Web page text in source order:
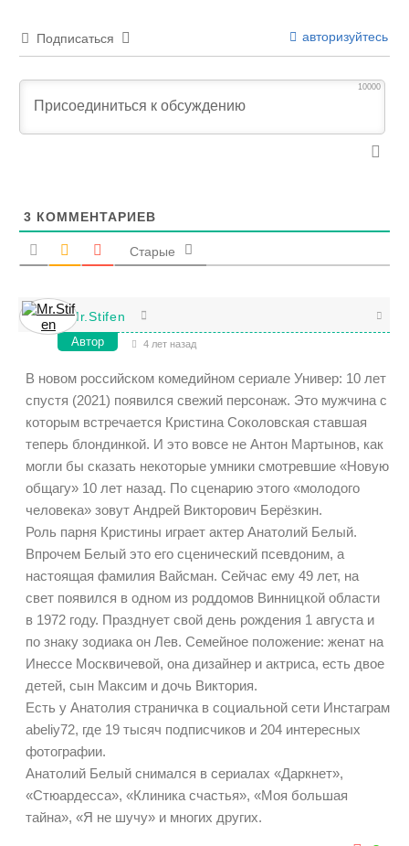
Подписаться авторизуйтесь
10000
3 КОММЕНТАРИЕВ
Старые
Mr.Stifen
Автор 4 лет назад
В новом российском комедийном сериале Универ: 10 лет
спустя (2021) появился свежий персонаж. Это мужчина с
которым встречается Кристина Соколовская ставшая
теперь блондинкой. И это вовсе не Антон Мартынов, как
могли бы сказать некоторые умники смотревшие «Новую
общагу» 10 лет назад. По сценарию этого «молодого
человека» зовут Андрей Викторович Берёзкин.
Роль парня Кристины играет актер Анатолий Белый.
Впрочем Белый это его сценический псевдоним, а
настоящая фамилия Вайсман. Сейчас ему 49 лет, на
свет появился в одном из роддомов Винницкой области
в 1972 году. Празднует свой день рождения 1 августа и
по знаку зодиака он Лев. Семейное положение: женат на
Инессе Москвичевой, она дизайнер и актриса, есть двое
детей, сын Максим и дочь Виктория.
Есть у Анатолия страничка в социальной сети Инстаграм
abeliy72, где 19 тысяч подписчиков и 204 интересных
фотографии.
Анатолий Белый снимался в сериалах «Даркнет»,
«Стюардесса», «Клиника счастья», «Моя большая
тайна», «Я не шучу» и многих других.